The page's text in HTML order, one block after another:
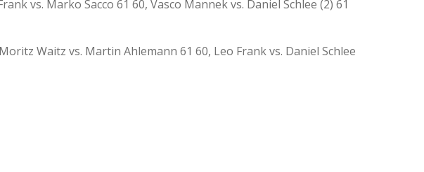
vs. Marko Sacco 61 60, Vasco Mannek vs. Daniel Schlee (2) 61
Waitz vs. Martin Ahlemann 61 60, Leo Frank vs. Daniel Schlee